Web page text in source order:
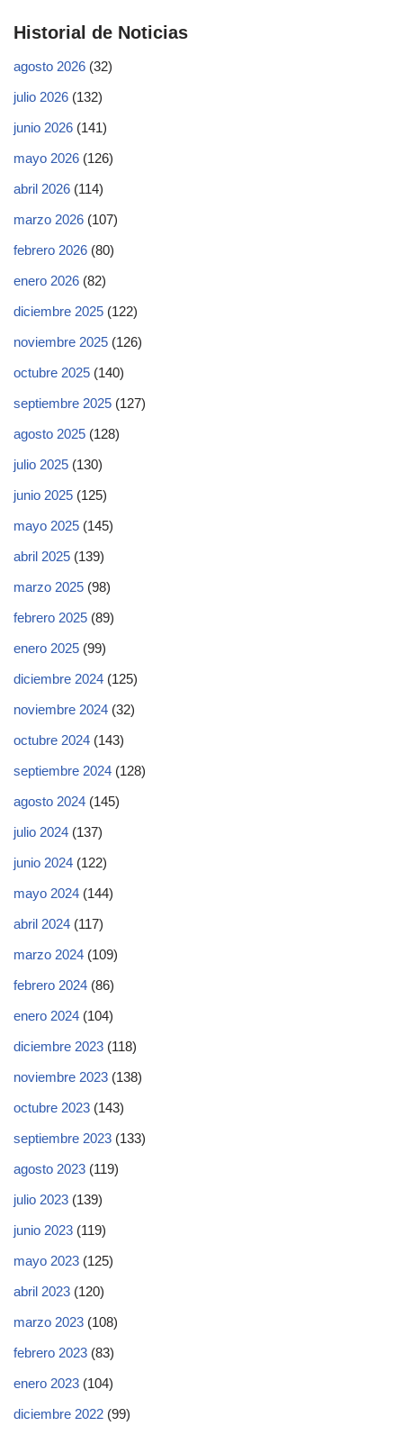
Historial de Noticias
agosto 2026 (32)
julio 2026 (132)
junio 2026 (141)
mayo 2026 (126)
abril 2026 (114)
marzo 2026 (107)
febrero 2026 (80)
enero 2026 (82)
diciembre 2025 (122)
noviembre 2025 (126)
octubre 2025 (140)
septiembre 2025 (127)
agosto 2025 (128)
julio 2025 (130)
junio 2025 (125)
mayo 2025 (145)
abril 2025 (139)
marzo 2025 (98)
febrero 2025 (89)
enero 2025 (99)
diciembre 2024 (125)
noviembre 2024 (32)
octubre 2024 (143)
septiembre 2024 (128)
agosto 2024 (145)
julio 2024 (137)
junio 2024 (122)
mayo 2024 (144)
abril 2024 (117)
marzo 2024 (109)
febrero 2024 (86)
enero 2024 (104)
diciembre 2023 (118)
noviembre 2023 (138)
octubre 2023 (143)
septiembre 2023 (133)
agosto 2023 (119)
julio 2023 (139)
junio 2023 (119)
mayo 2023 (125)
abril 2023 (120)
marzo 2023 (108)
febrero 2023 (83)
enero 2023 (104)
diciembre 2022 (99)